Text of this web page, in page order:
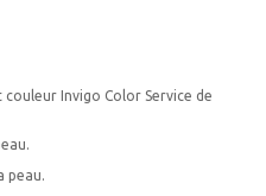
Invigo Color Service de
peau.